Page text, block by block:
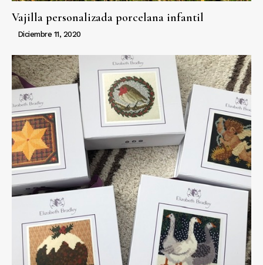
Vajilla personalizada porcelana infantil
Diciembre 11, 2020